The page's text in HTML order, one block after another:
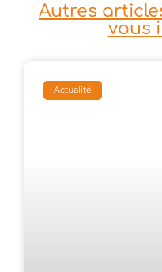
Autres
vous
Actualité